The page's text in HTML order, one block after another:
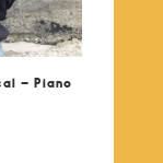
– Piano